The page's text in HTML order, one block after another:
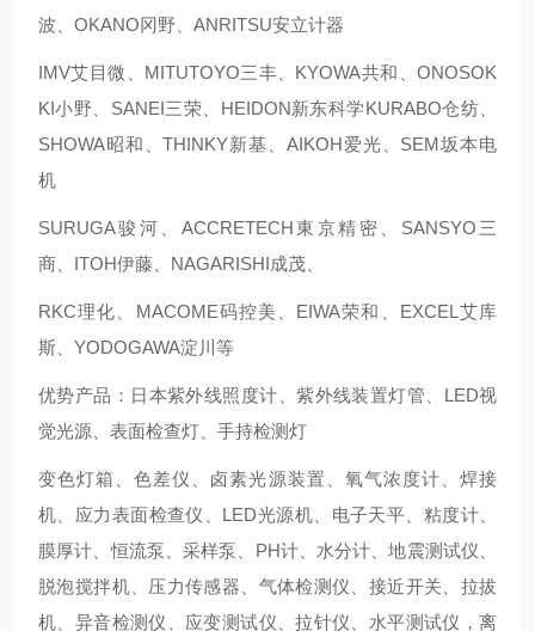
波、OKANO冈野、ANRITSU安立计器
IMV艾目微、MITUTOYO三丰、KYOWA共和、ONOSOK
KI小野、SANEI三荣、HEIDON新东科学KURABO仓纺、
SHOWA昭和、THINKY新基、AIKOH爱光、SEM坂本电
机
SURUGA骏河、ACCRETECH東京精密、SANSYO三
商、ITOH伊藤、NAGARISHI成茂、
RKC理化、MACOME码控美、EIWA荣和、EXCEL艾库
斯、YODOGAWA淀川等
优势产品：日本紫外线照度计、紫外线装置灯管、LED视
觉光源、表面检查灯、手持检测灯
变色灯箱、色差仪、卤素光源装置、氧气浓度计、焊接
机、应力表面检查仪、LED光源机、电子天平、粘度计、
膜厚计、恒流泵、采样泵、PH计、水分计、地震测试仪、
脱泡搅拌机、压力传感器、气体检测仪、接近开关、拉拔
机、异音检测仪、应变测试仪、拉针仪、水平测试仪，离